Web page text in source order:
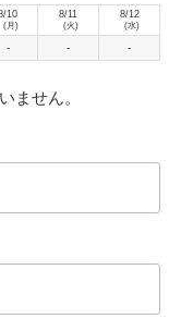
10
(月)
8/11
(火)
8/12
(水)
- - -
ません。